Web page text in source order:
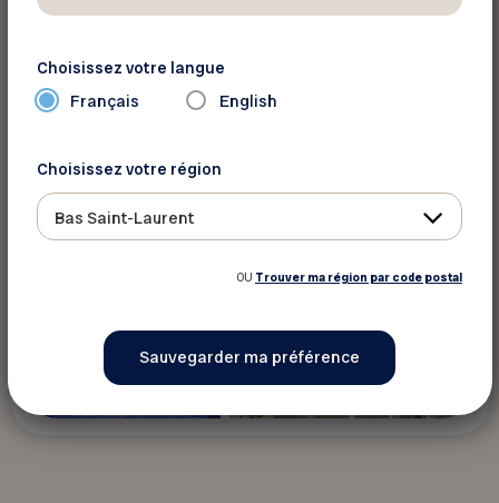
Québec
Voir ce voyage
Choisissez votre langue
Français English
Choisissez votre région
Bas Saint-Laurent
OU Trouver ma région par code postal